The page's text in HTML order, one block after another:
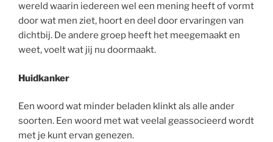
wereld waarin iedereen wel een mening heeft of vormt
door wat men ziet, hoort en deel door ervaringen van
dichtbij. De andere groep heeft het meegemaakt en
weet, voelt wat jij nu doormaakt.
Huidkanker
Een woord wat minder beladen klinkt als alle ander
soorten. Een woord met wat veelal geassocieerd wordt
met je kunt ervan genezen.